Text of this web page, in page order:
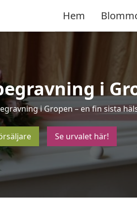
Hem
i
i Gropen – en fin sista
Se urvalet här!